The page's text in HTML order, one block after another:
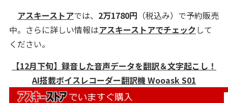
アスキーストアでは、 2万1780円 （税込み）で予約販売
中。さらに詳しい情報はアスキーストアでチェックして
ください。
【12月下旬】録音した音声データを翻訳＆文字起こし！
AI搭載ボイスレコーダー翻訳機 Wooask S01